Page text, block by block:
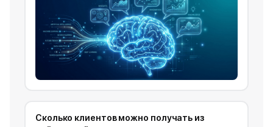
Сколько клиентов можно получать из